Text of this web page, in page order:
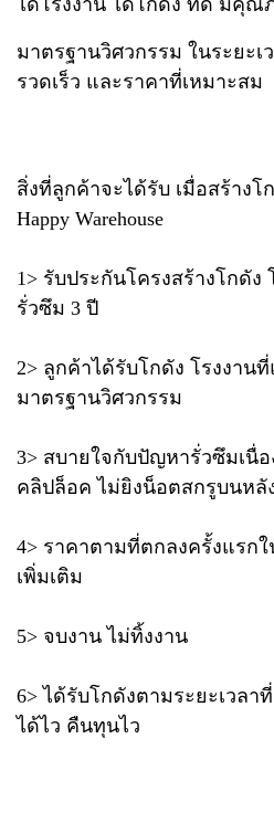
มาตรฐานวิศวกรรม ในระยะเ
รวดเร็ว และราคาที่เหมาะสม
สิ่งที่ลูกค้าจะได้รับ เมื่อสร้างโ
Happy Warehouse
1> รับประกันโครงสร้างโกดัง
รั่วซึม 3 ปี
2> ลูกค้าได้รับโกดัง โรงงาน
มาตรฐานวิศวกรรม
3> สบายใจกับปัญหารั่วซึมเนื่
คลิปล็อค ไม่ยิงน็อตสกรูบนหลั
4> ราคาตามที่ตกลงครั้งแรก
เพิ่มเติม
5> จบงาน ไม่ทิ้งงาน
6> ได้รับโกดังตามระยะเวลา
ได้ไว คืนทุนไว